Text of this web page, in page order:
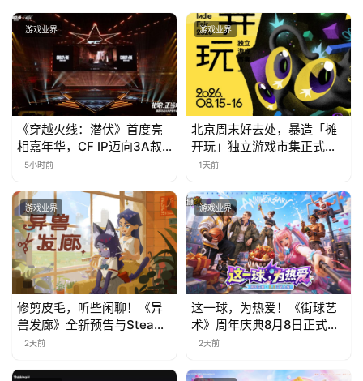
游戏业界
《穿越火线：潜伏》首度亮
相嘉年华，CF IP迈向3A叙
事新高度
5小时前
游戏业界
北京周末好去处，暴造「摊
开玩」独立游戏市集正式开
票！
1天前
游戏业界
修剪皮毛，听些闲聊！《异
兽发廊》全新预告与Steam
免费试玩公开
2天前
游戏业界
这一球，为热爱！《街球艺
术》周年庆典8月8日正式上
线，多重福利与全新内容同
2天前